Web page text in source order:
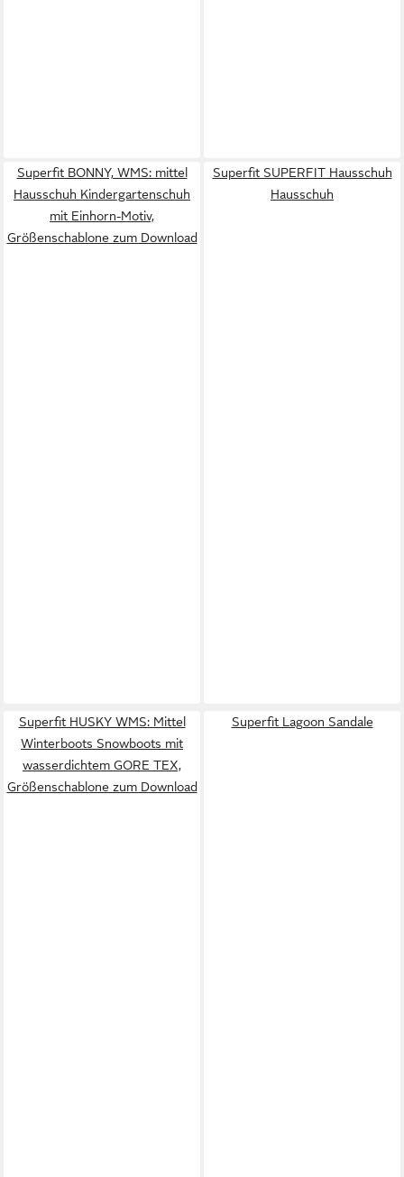
Superfit BONNY, WMS: mittel
Hausschuh Kindergartenschuh
mit Einhorn-Motiv,
Größenschablone zum Download
Superfit SUPERFIT Hausschuh
Hausschuh
Superfit HUSKY WMS: Mittel
Winterboots Snowboots mit
wasserdichtem GORE TEX,
Größenschablone zum Download
Superfit Lagoon Sandale